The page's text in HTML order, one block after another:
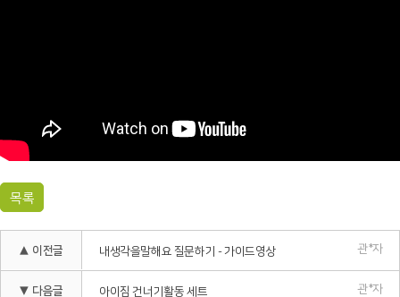
목록
▲ 이전글 내생각을말해요 질문하기 - 가이드영상 관*자
▼ 다음글 아이짐 건너기활동 세트 관*자